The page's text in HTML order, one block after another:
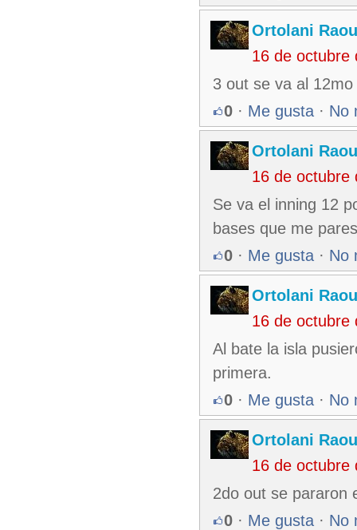
Ortolani
16 de octubre
3 out se va al 12mo
0 · Me gusta · No
Ortolani
16 de octubre
Se va el inning 12
bases que me
0 · Me gusta · No
Ortolani
16 de octubre
Al bate la isla
primera.
0 · Me gusta · No
Ortolani
16 de octubre
2do out se pararon
0 · Me gusta · No